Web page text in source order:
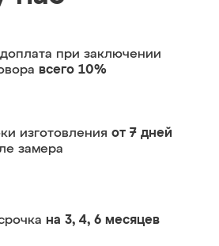
при заключении
всего 10%
изготовления от 7 дней
замера
на 3, 4, 6 месяцев